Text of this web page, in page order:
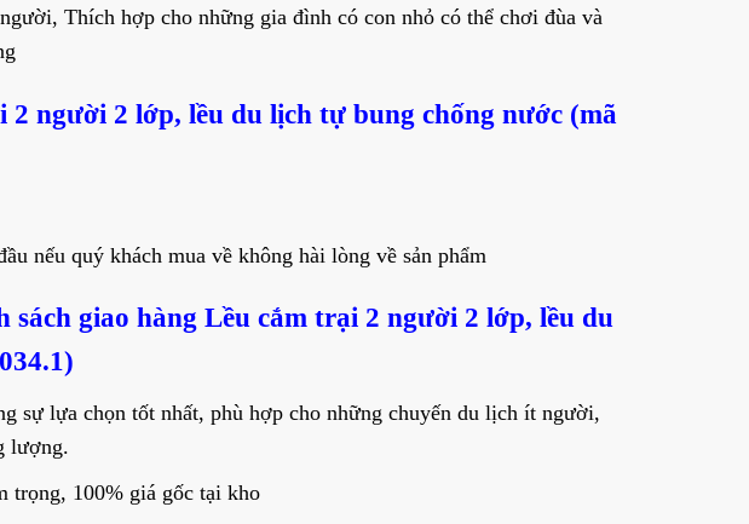
Thích hợp cho những gia đình có con nhỏ có thể chơi đùa và
2 người 2 lớp, lều du lịch tự bung chống nước (mã
nếu quý khách mua về không hài lòng về sản phẩm
sách giao hàng Lều cắm trại 2 người 2 lớp, lều du
sự lựa chọn tốt nhất, phù hợp cho những chuyến du lịch ít người,
lượng.
trọng, 100% giá gốc tại kho